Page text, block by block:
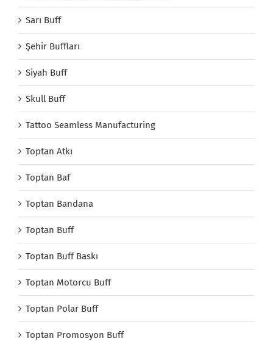
Sarı Buff
Şehir Buffları
Siyah Buff
Skull Buff
Tattoo Seamless Manufacturing
Toptan Atkı
Toptan Baf
Toptan Bandana
Toptan Buff
Toptan Buff Baskı
Toptan Motorcu Buff
Toptan Polar Buff
Toptan Promosyon Buff